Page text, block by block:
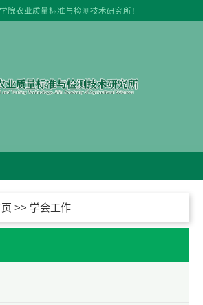
院农业质量标准与检测技术研究所！
>> 学会工作